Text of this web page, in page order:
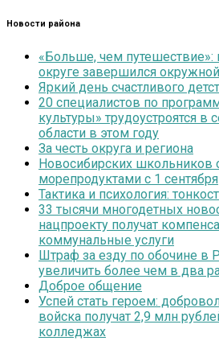
Новости района
«Больше, чем
округе завершился
Яркий день счастливого
20 специалистов по
культуры» трудоустроятся в
области в этом году
За честь округа и региона
Новосибирских школьников
морепродуктами с 1 сентября
Тактика и психология:
33 тысячи многодетных
нацпроекту получат
коммунальные услуги
Штраф за езду по обочине в
увеличить более чем в два
Доброе общение
Успей стать героем:
войска получат 2,9 млн
колледжах